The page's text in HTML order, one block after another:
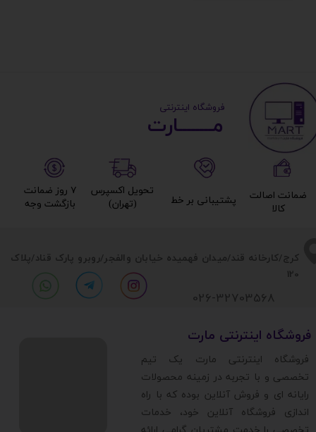
​​کرج/کارخانه قند/میدان فهمیده خیابان والفجر/روبرو پارک قناد/پلاک
120
​فروشگاه اینترنتی مارت
​فروشگاه اینترنتی مارت یک تیم
تخصصی و با تجربه در زمینه محصولات
رایانه ای و فروش آنلاین بوده که با راه
اندازی فروشگاه آنلاین خود، خدمات
026-32703568
مــــــــارت​​​​​​
​ ​فروشگاه اینترنتی
۷ روز ضمانت
بازگشت وجه​​​​​​​
تحویل اکسپرس
(تهران)​​​​​​​
پشتیبانی بر خط​​​​​​​
ضمانت اصالت
کالا​​​​​​​